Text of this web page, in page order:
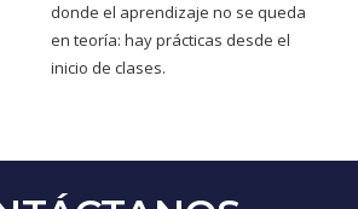
donde el aprendizaje no se queda
en teoría: hay prácticas desde el
inicio de clases.